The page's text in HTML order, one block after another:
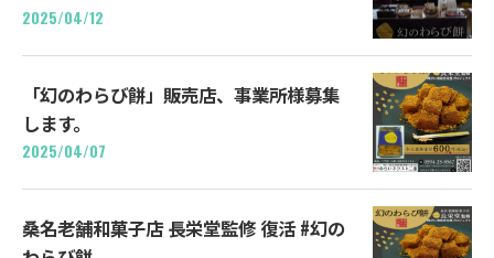
2025/04/12
「幻のわらび餅」販売店、事業所様募集
します。
2025/04/07
桑名老舗和菓子店 長栄堂監修 復活 #幻の